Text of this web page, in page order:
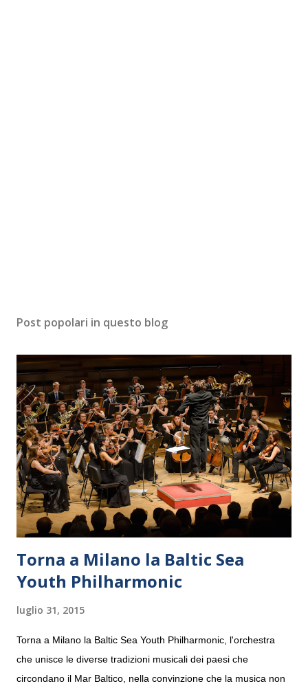
Post popolari in questo blog
Torna a Milano la Baltic Sea
Youth Philharmonic
luglio 31, 2015
Torna a Milano la Baltic Sea Youth Philharmonic, l'orchestra
che unisce le diverse tradizioni musicali dei paesi che
circondano il Mar Baltico, nella convinzione che la musica non